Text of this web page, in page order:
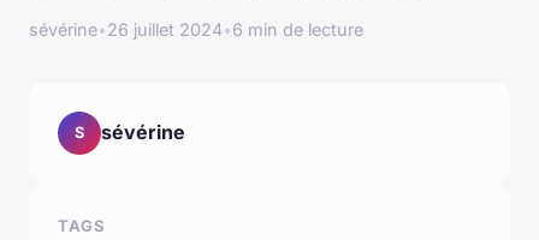
sévérine•26 juillet 2024•6 min de lecture
S sévérine
TAGS